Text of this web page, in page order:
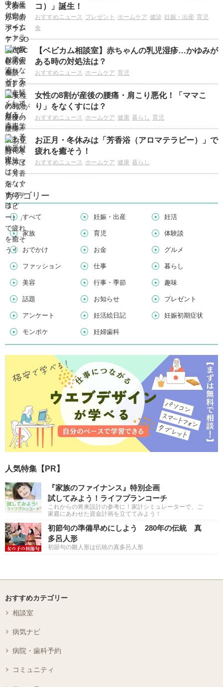
コ）」誕生！
おすすめニュース プレゼント ホームケア 健診 妊娠・出産 育児
食
【ベビカム相談室】赤ちゃんの乳児湿疹…かゆみが
ある時の対処法は？
おすすめニュース ホームケア 育児
女性の8割が産後の腰痛・肩こり悪化！「ママこ
り」をなくすには？
おすすめニュース ホームケア 健康 暮らし 育児
お正月・冬休みは「芳香浴（アロマテラピー）」で
疲れを癒そう！
おすすめニュース ホームケア 健康 暮らし
カテゴリー
すべて 妊娠・出産 妊活
家族 育児 体験談
おでかけ お金 グルメ
ファッション 仕事 暮らし
美容 行事・季節 趣味
話題 お知らせ プレゼント
アンケート 妊活絵日記 妊娠初期症状
モンポケ 妊婦歯科
人気特集【PR】
『家族のファイナンス』特別企画
試してみよう！ライフプランコーチ
これからの将来設計の参考に！家計シミュレーターで、ご
家庭にあわせた資金計画を立ててみよう！
初節句の準備早めにしよう 280年の伝統 真
多呂人形
初節句の雛人形は伝統の真多呂人形
おすすめカテゴリー
相談室
病気ナビ
病院・歯科予約
コミュニティ